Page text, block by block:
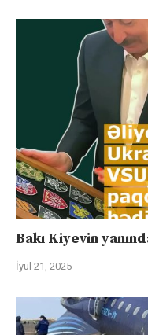
Bakı Kiyevin
İyul 21, 2025